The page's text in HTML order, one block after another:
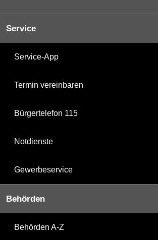
Service
Service-App
Termin vereinbaren
Bürgertelefon 115
Notdienste
Gewerbeservice
Behörden
Behörden A-Z